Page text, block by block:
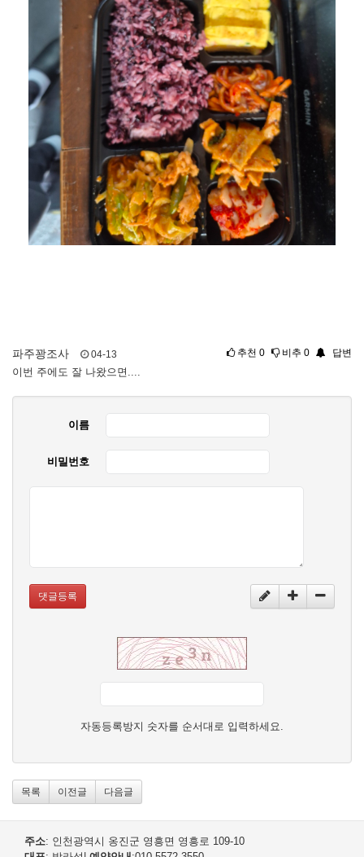
파주꽝조사 04-13 추천 0 비추 0 답변
이번 주에도 잘 나왔으면....
이름
비밀번호
댓글등록
자동등록방지 숫자를 순서대로 입력하세요.
목록 이전글 다음글
주소: 인천광역시 옹진군 영흥면 영흥로 109-10